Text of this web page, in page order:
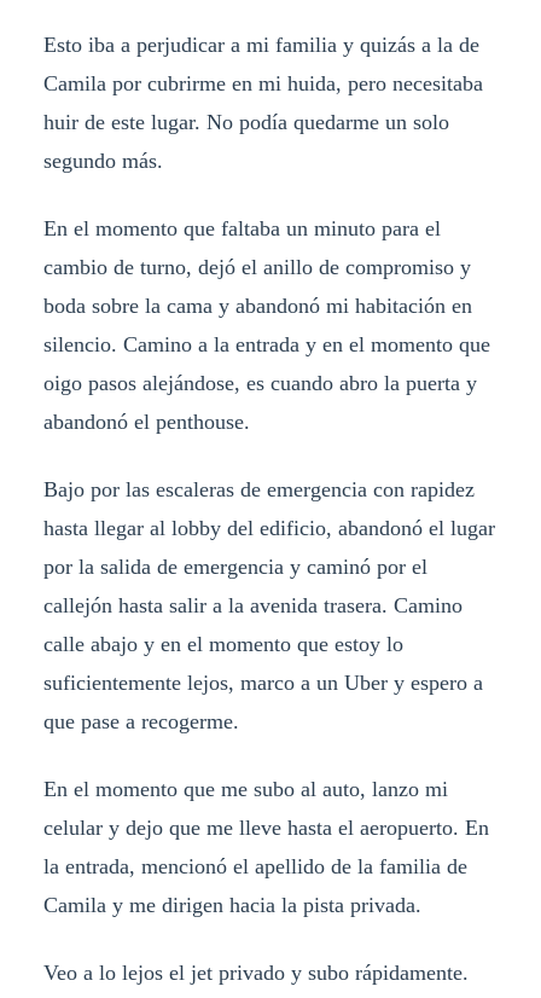
Esto iba a perjudicar a mi familia y quizás a la de
Camila por cubrirme en mi huida, pero necesitaba
huir de este lugar. No podía quedarme un solo
segundo más.
En el momento que faltaba un minuto para el
cambio de turno, dejó el anillo de compromiso y
boda sobre la cama y abandonó mi habitación en
silencio. Camino a la entrada y en el momento que
oigo pasos alejándose, es cuando abro la puerta y
abandonó el penthouse.
Bajo por las escaleras de emergencia con rapidez
hasta llegar al lobby del edificio, abandonó el lugar
por la salida de emergencia y caminó por el
callejón hasta salir a la avenida trasera. Camino
calle abajo y en el momento que estoy lo
suficientemente lejos, marco a un Uber y espero a
que pase a recogerme.
En el momento que me subo al auto, lanzo mi
celular y dejo que me lleve hasta el aeropuerto. En
la entrada, mencionó el apellido de la familia de
Camila y me dirigen hacia la pista privada.
Veo a lo lejos el jet privado y subo rápidamente.